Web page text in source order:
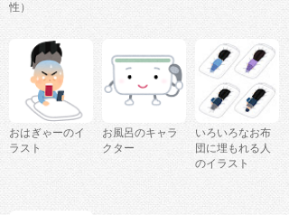
性）
おはぎゃーのイ
ラスト
お風呂のキャラ
クター
いろいろなお布
団に埋もれる人
のイラスト